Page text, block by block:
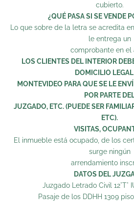
cubierto.
¿QUÉ PASA SI SE VENDE
Lo que sobre de la letra se acredita
le entrega un
comprobante en el
LOS CLIENTES DEL INTERIOR
DOMICILIO LEGAL
MONTEVIDEO PARA QUE SE LE
POR PARTE
JUZGADO, ETC. (PUEDE SER
ETC).
VISITAS,
El inmueble está ocupado, de los
surge ningún
arrendamiento
DATOS DEL
Juzgado Letrado Civil 12°T°
Pasaje de los DDHH 1309